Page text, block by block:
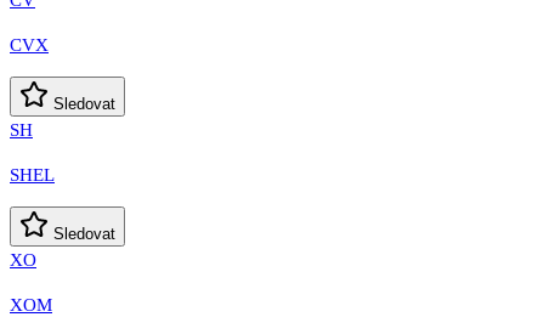
CVX
Sledovat
SH
SHEL
Sledovat
XO
XOM